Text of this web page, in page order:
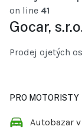
on line 41
Gocar,
Prodej ojetých
PRO MOTORISTY
Autobazar